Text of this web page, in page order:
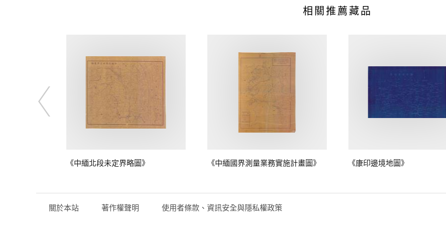
相關推薦藏品
《中緬北段未定界略圖》 《中緬國界測量業務實施計畫圖》 《康印邊境地圖》
關於本站 著作權聲明 使用者條款、資訊安全與隱私權政策